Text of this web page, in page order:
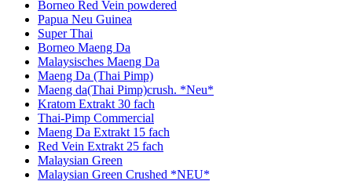
Borneo Red Vein powdered
Papua Neu Guinea
Super Thai
Borneo Maeng Da
Malaysisches Maeng Da
Maeng Da (Thai Pimp)
Maeng da(Thai Pimp)crush. *Neu*
Kratom Extrakt 30 fach
Thai-Pimp Commercial
Maeng Da Extrakt 15 fach
Red Vein Extrakt 25 fach
Malaysian Green
Malaysian Green Crushed *NEU*